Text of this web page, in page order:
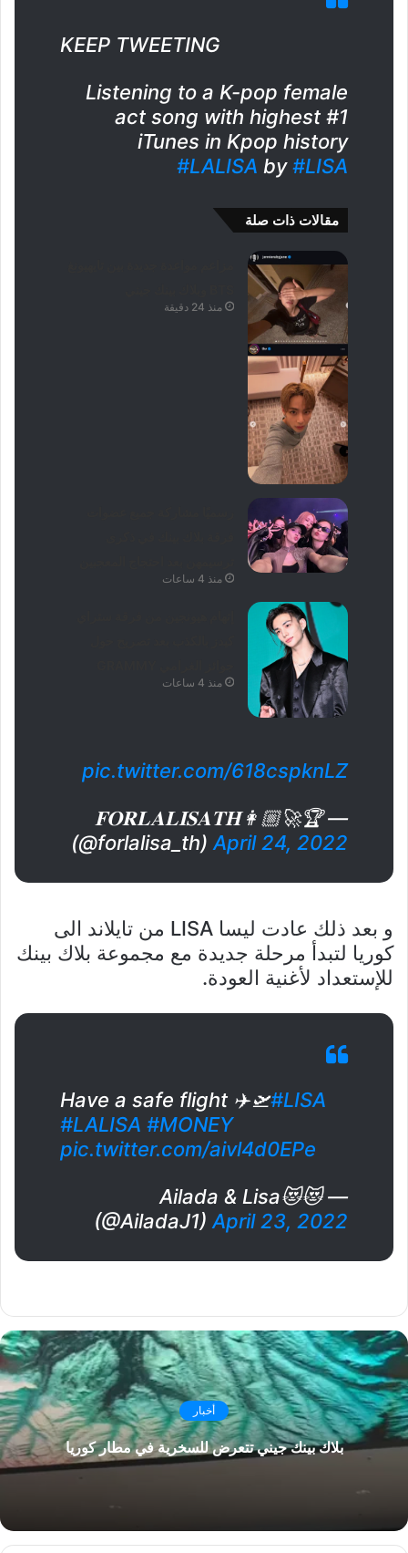
KEEP TWEETING
Listening to a K-pop female
act song with highest #1
iTunes in Kpop history
#LALISA by#LISA
مقالات ذات صلة
منذ 24 دقيقة
منذ 4 ساعات
منذ 4 ساعات
pic.twitter.com/618cspknLZ
— 🏆👩🏼‍🚀𝐅𝐎𝐑𝐋𝐀𝐋𝐈𝐒𝐀𝐓𝐇
(@forlalisa_th) April 24, 2022
و بعد ذلك عادت ليسا LISA من تايلاند الى
كوريا لتبدأ مرحلة جديدة مع مجموعة بلاك بينك
للإستعداد لأغنية العودة.
Have a safe flight ✈️🛫#LISA
#LALISA #MONEY
pic.twitter.com/aivl4d0EPe
— Ailada & Lisa😻😻
(@AiladaJ1) April 23, 2022
أخبار
بلاك بينك جيني تتعرض للسخرية في مطار كوريا